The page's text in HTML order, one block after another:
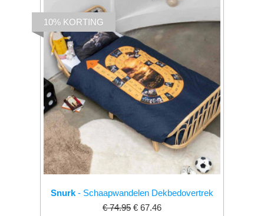
Snurk - Schaapwandelen Dekbedovertrek
€ 74.95 € 67.46
10% KORTING